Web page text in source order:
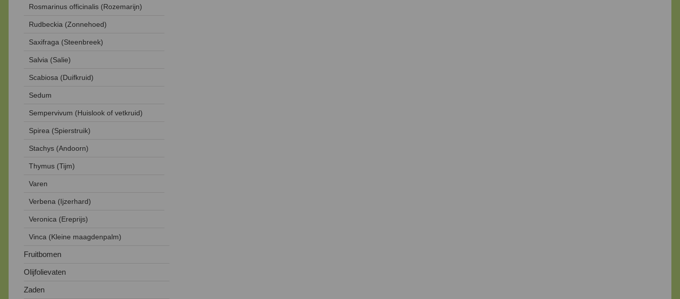
Rosmarinus officinalis (Rozemarijn)
Rudbeckia (Zonnehoed)
Saxifraga (Steenbreek)
Salvia (Salie)
Scabiosa (Duifkruid)
Sedum
Sempervivum (Huislook of vetkruid)
Spirea (Spierstruik)
Stachys (Andoorn)
Thymus (Tijm)
Varen
Verbena (Ijzerhard)
Veronica (Ereprijs)
Vinca (Kleine maagdenpalm)
Fruitbomen
Olijfolievaten
Zaden